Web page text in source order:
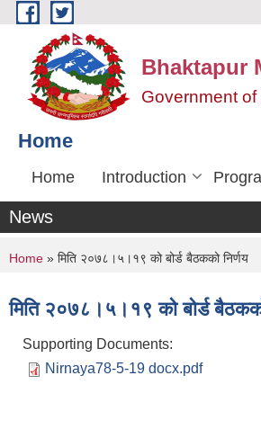
Skip to main content
Bhaktapur
Government of
Home
Home Introduction
News
You are here
Home » मिति २०७८।५।१९ को बोर्ड बैठकको निर्णय
मिति २०७८।५।१९ को बोर्ड
Supporting Documents:
Nirnaya78-5-19 docx.pdf